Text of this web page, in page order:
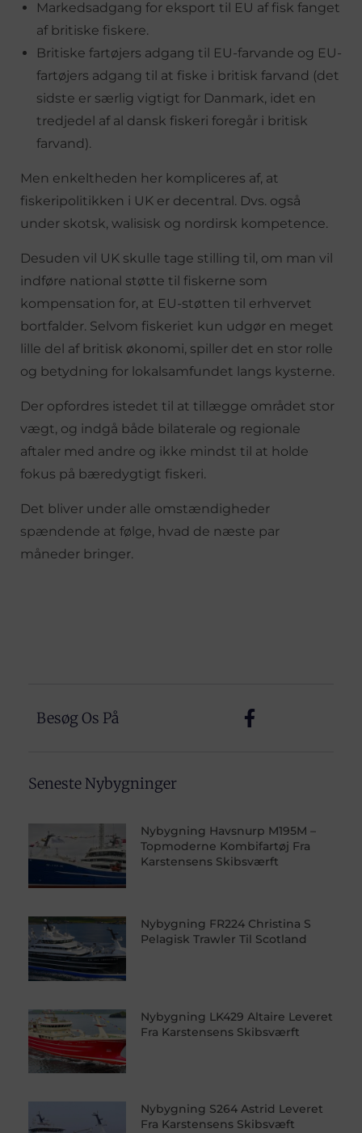
Markedsadgang for eksport til EU af fisk fanget
af britiske fiskere.
Britiske fartøjers adgang til EU-farvande og EU-
fartøjers adgang til at fiske i britisk farvand (det
sidste er særlig vigtigt for Danmark, idet en
tredjedel af al dansk fiskeri foregår i britisk
farvand).
Men enkeltheden her kompliceres af, at
fiskeripolitikken i UK er decentral. Dvs. også
under skotsk, walisisk og nordirsk kompetence.
Desuden vil UK skulle tage stilling til, om man vil
indføre national støtte til fiskerne som
kompensation for, at EU-støtten til erhvervet
bortfalder. Selvom fiskeriet kun udgør en meget
lille del af britisk økonomi, spiller det en stor rolle
og betydning for lokalsamfundet langs kysterne.
Der opfordres istedet til at tillægge området stor
vægt, og indgå både bilaterale og regionale
aftaler med andre og ikke mindst til at holde
fokus på bæredygtigt fiskeri.
Det bliver under alle omstændigheder
spændende at følge, hvad de næste par
måneder bringer.
Besøg Os På
Seneste Nybygninger
Nybygning Havsnurp M195M –
Topmoderne Kombifartøj Fra
Karstensens Skibsværft
Nybygning FR224 Christina S
Pelagisk Trawler Til Scotland
Nybygning LK429 Altaire Leveret
Fra Karstensens Skibsværft
Nybygning S264 Astrid Leveret
Fra Karstensens Skibsvæft